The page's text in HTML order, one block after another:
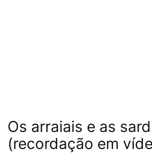
Os arraiais e as
(recordação em